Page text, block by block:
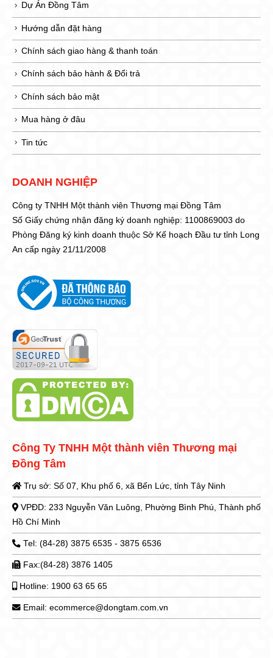
Dự Án Đồng Tâm
Hướng dẫn đặt hàng
Chính sách giao hàng & thanh toán
Chính sách bảo hành & Đổi trả
Chính sách bảo mật
Mua hàng ở đâu
Tin tức
DOANH NGHIỆP
Công ty TNHH Một thành viên Thương mại Đồng Tâm
Số Giấy chứng nhận đăng ký doanh nghiệp: 1100869003 do
Phòng Đăng ký kinh doanh thuộc Sở Kế hoạch Đầu tư tỉnh Long
An cấp ngày 21/11/2008
Công Ty TNHH Một thành viên Thương mại
Đồng Tâm
Trụ sở: Số 07, Khu phố 6, xã Bến Lức, tỉnh Tây Ninh
VPĐD: 233 Nguyễn Văn Luông, Phường Bình Phú, Thành phố
Hồ Chí Minh
Tel: (84-28) 3875 6535 - 3875 6536
Fax:(84-28) 3876 1405
Hotline: 1900 63 65 65
Email: ecommerce@dongtam.com.vn